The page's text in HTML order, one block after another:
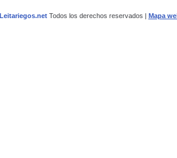
Leitariegos.netTodos los derechos reservados | Mapa